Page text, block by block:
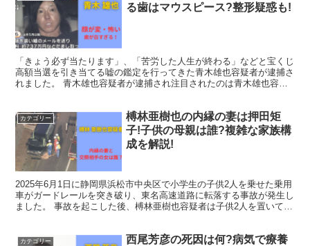
る歯はマウスピース?整形疑惑も!
「きょう必ず当たります」、「苦労した人生が終わる」などと宝くじ
高額当選を引き当てる嘘の鑑定を行ってきた青木雄也容疑者が逮捕さ
れました。 青木雄也容疑者が逮捕され注目されたのは青木雄也容疑
カテゴリー
榑林亜樹也の内縁の妻は押田矩
子!子供の母親は誰?複雑な家族構
成を解説!
2025年6月1日に静岡県浜松市中央区で小学生の子供2人を乗せた乗用
車がガードレールを突き破り、東名高速道路に転落する事故が発生し
ました。 事故を起こした後、榑林亜樹也容疑者は子供2人を置いて逃
カテゴリー
西尾芳彦の死因は何?病気で療養